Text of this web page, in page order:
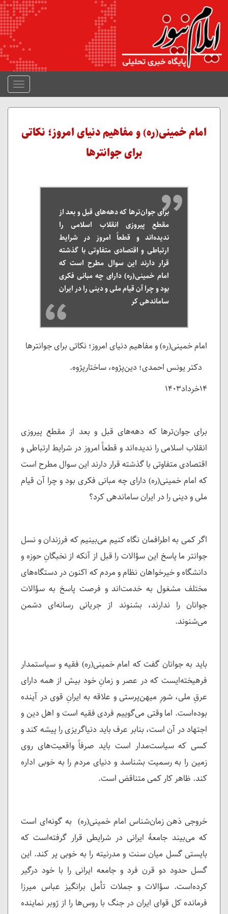
منوی
جمع
امام خمینی(ره) و مفاهیم دنیای امروز؛ نکاتی
برای جوانترها
برای جوان‌ترها که دهه‌های قبل و بعد از
مقطع پیروزی انقلاب اسلامی را
ندیده‌اند و قطعاً امروز در شرایط
ارتباطی و اقتصادی متفاوتی با گذشته
قرار دارند این سوال مطرح است که
امام خمینی(ره) دارای چه مبانی فکری
بود و چرا آن قیام ملی و دینی را در ایران
ساماندهی کر
امام خمینی(ره) و مفاهیم دنیای امروز؛ نکاتی برای جوانترها
دکتر یونس احمدی؛ دین‌پژوه، ساختارپژوه.
۱۴خرداد۱۴۰۳
برای جوان‌ترها که دهه‌های قبل و بعد از مقطع پیروزی
انقلاب اسلامی را ندیده‌اند و قطعاً امروز در شرایط ارتباطی و
اقتصادی متفاوتی با گذشته قرار دارند این سوال مطرح است
که امام خمینی(ره) دارای چه مبانی فکری بود و چرا آن قیام
ملی و دینی را در ایران ساماندهی کرد؟
اگر کمی به اطرافمان نگاه کنیم می‌بینیم که فرزندان و نسل
جوانتر ما پاسخ این سؤالات را قبل از آنکه از نخبگانِ حوزه و
دانشگاه و خیرخواهان نظام و مردم که اکنون در دستگاه‌های
مختلف مشغول به خدمت‌اند و فرصت پاسخ به سؤالات
جوانان را ندارند، بشنوند از جریانی رسانه‌ای دشمن
می‌شنوند.
باید به جوانان گفت که امام خمینی(ره) فقیه و سیاستمدار
فرهیخته‌ایست که در عصر و زمانِ خود بیش از همه دارای
عرقِ ملی، شورِ میهن‌پرستی و علاقه به ایرانِ قوی در آینده
بوده‌است. اما وقتی می‌گوییم فردی فقیه است و اهل دین و
اجتهاد در آن است، بنابر عرف باید دنیاگریزی را پیشه کند و
کسی که سیاست‌مدار است باید صرفاً واقعیت‌های روی
زمین را به رسمیت بشناسد و دنیای مردم را به خوبی اداره
کند. ظاهر کار کمی متناقض است.
خروجی ذهن زمان‌شناس امام خمینی(ره) به گونه‌ای است
که می‌بیند جامعۀ ایرانی در شرایطی قرار گرفته‌است که
بایستی گسل میان سنت و مدرنیته را به خوبی پر کند. این
گسل حدود دو قرن فرد و جامعه ایرانی را با خود درگیر
کرده‌است. سؤالات و جملات تأمل برانگیز عباس میرزا
فرمانده کل قوای ایران در جنگ با روس‌ها را از ژوبر نماینده